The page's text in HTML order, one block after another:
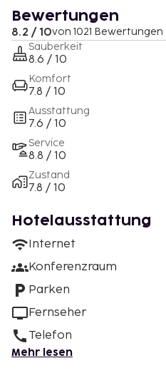
Bewertungen
8.2 / 10von 1021 Bewertungen
Sauberkeit
8.6 / 10
Komfort
7.8 / 10
Ausstattung
7.6 / 10
Service
8.8 / 10
Zustand
7.8 / 10
Hotelausstattung
Internet
Konferenzraum
Parken
Fernseher
Telefon
Mehr lesen